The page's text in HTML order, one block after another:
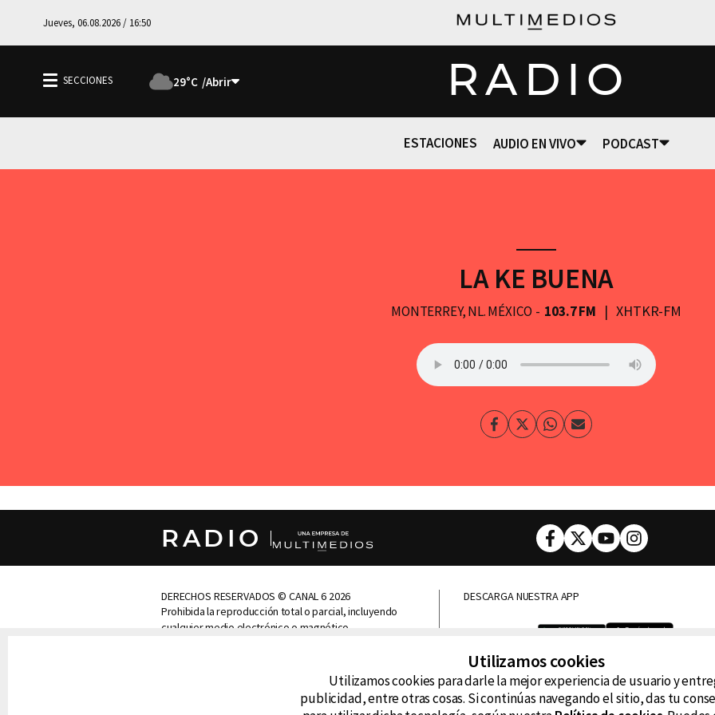
Jueves, 06.08.2026 / 16:50
29°C RADIO
ESTACIONES AUDIO EN VIVO PODCAST
LA KE BUENA
MONTERREY, NL. MÉXICO 103.7 FM XHTKR-FM
Facebook
TwitterWhatsapp
Enviar
RADIO Facebook
TwitterYoutubeInstagram
DERECHOS RESERVADOS © CANAL 6 2026
Prohibida la reproducción total o parcial, incluyendo
cualquier medio electrónico o magnético.
DEFENSORÍA DE LAS AUDIENCIAS
DESCARGA NUESTRA APP
La Caliente
Utilizamos cookies
Utilizamos cookies para darle la mejor experiencia de usuario y
publicidad, entre otras cosas. Si continúas navegando el sitio, das tu